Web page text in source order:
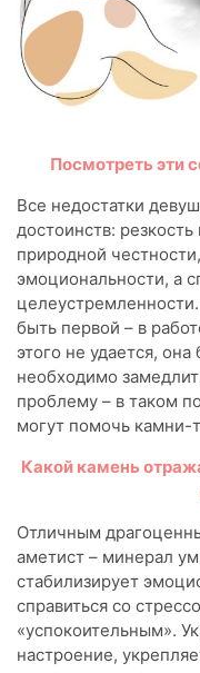
Посмотреть эти
Все недостатки
достоинств:
природной
эмоциональности, а
быть первой – в
этого не удается,
необходимо
проблему – в таком
могут помочь камни-
Какой камень
Отличным
аметист – минерал
стабилизирует
справиться со
«успокоительным».
настроение,